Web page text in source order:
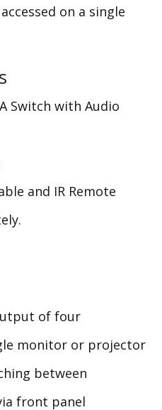
on a single
Switch with Audio
and IR Remote
of four
monitor or projector
between
front panel